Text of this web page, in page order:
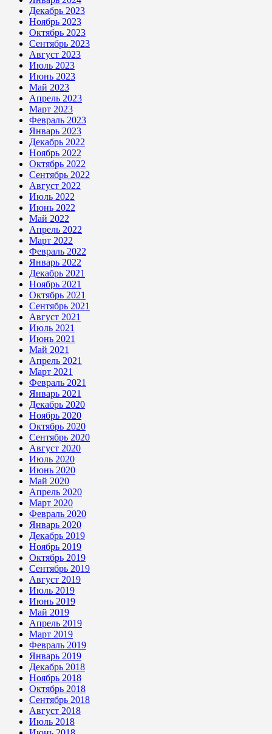
Декабрь 2023
Ноябрь 2023
Октябрь 2023
Сентябрь 2023
Август 2023
Июль 2023
Июнь 2023
Май 2023
Апрель 2023
Март 2023
Февраль 2023
Январь 2023
Декабрь 2022
Ноябрь 2022
Октябрь 2022
Сентябрь 2022
Август 2022
Июль 2022
Июнь 2022
Май 2022
Апрель 2022
Март 2022
Февраль 2022
Январь 2022
Декабрь 2021
Ноябрь 2021
Октябрь 2021
Сентябрь 2021
Август 2021
Июль 2021
Июнь 2021
Май 2021
Апрель 2021
Март 2021
Февраль 2021
Январь 2021
Декабрь 2020
Ноябрь 2020
Октябрь 2020
Сентябрь 2020
Август 2020
Июль 2020
Июнь 2020
Май 2020
Апрель 2020
Март 2020
Февраль 2020
Январь 2020
Декабрь 2019
Ноябрь 2019
Октябрь 2019
Сентябрь 2019
Август 2019
Июль 2019
Июнь 2019
Май 2019
Апрель 2019
Март 2019
Февраль 2019
Январь 2019
Декабрь 2018
Ноябрь 2018
Октябрь 2018
Сентябрь 2018
Август 2018
Июль 2018